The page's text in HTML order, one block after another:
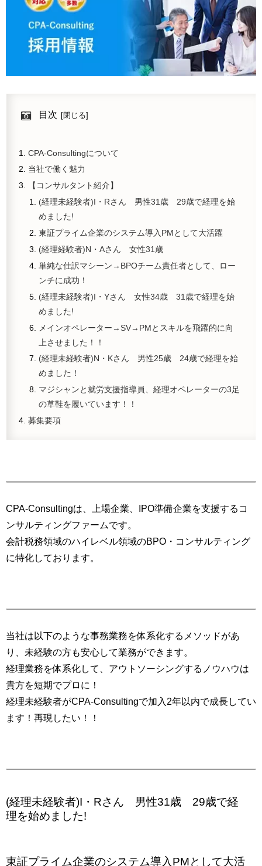
目次
CPA-Consultingについて
当社で働く魅力
【コンサルタント紹介】
(経理未経験者)I・Rさん 男性31歳 29歳で経理を始
めました!
東証プライム企業のシステム導入PMとして大活躍
(経理経験者)N・Aさん 女性31歳
単純な仕訳マシーン→BPOチーム責任者として、ロー
ンチに成功！
(経理未経験者)I・Yさん 女性34歳 31歳で経理を始
めました!
メインオペレーター→SV→PMとスキルを飛躍的に向
上させました！！
(経理未経験者)N・Kさん 男性25歳 24歳で経理を始
めました！
マジシャンと就労支援指導員、経理オペレーターの3足
の草鞋を履いています！！
募集要項
CPA-Consultingは、上場企業、IPO準備企業を支援するコ
ンサルティングファームです。
会計税務領域のハイレベル領域のBPO・コンサルティング
に特化しております。
当社は以下のような事務業務を体系化するメソッドがあ
り、未経験の方も安心して業務ができます。
経理業務を体系化して、アウトソーシングするノウハウは
貴方を短期でプロに！
経理未経験者がCPA-Consultingで加入2年以内で成長してい
ます！再現したい！！
(経理未経験者)I・Rさん 男性31歳 29歳で経
理を始めました!
東証プライム企業のシステム導入PMとして大活